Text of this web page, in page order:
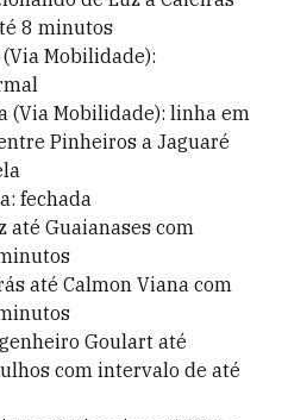
8 minutos
Mobilidade):
(Via Mobilidade): linha em
Pinheiros a Jaguaré
fechada
até Guaianases com
até Calmon Viana com
Goulart até
com intervalo de até